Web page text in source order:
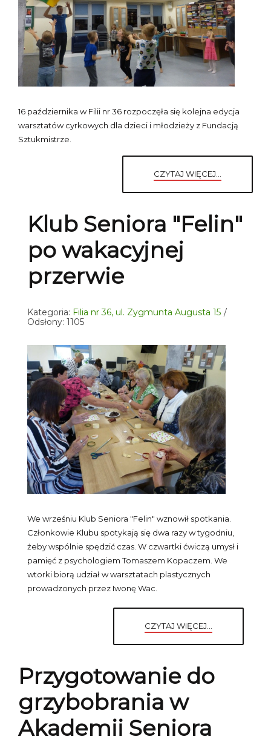
16 października w Filii nr 36 rozpoczęła się kolejna edycja
warsztatów cyrkowych dla dzieci i młodzieży z Fundacją
Sztukmistrze.
CZYTAJ WIĘCEJ...
Klub Seniora "Felin"
po wakacyjnej
przerwie
Kategoria: Filia nr 36, ul. Zygmunta Augusta 15
Odsłony: 1105
We wrześniu Klub Seniora "Felin" wznowił spotkania.
Członkowie Klubu spotykają się dwa razy w tygodniu,
żeby wspólnie spędzić czas. W czwartki ćwiczą umysł i
pamięć z psychologiem Tomaszem Kopaczem. We
wtorki biorą udział w warsztatach plastycznych
prowadzonych przez Iwonę Wac.
CZYTAJ WIĘCEJ...
Przygotowanie do
grzybobrania w
Akademii Seniora